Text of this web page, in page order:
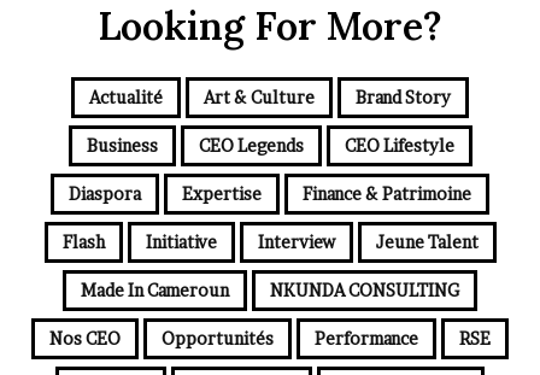
Looking For More?
Actualité Art & Culture Brand Story
Business CEO Legends CEO Lifestyle
Diaspora Expertise Finance & Patrimoine
Flash Initiative Interview Jeune Talent
Made In Cameroun NKUNDA CONSULTING
Nos CEO Opportunités Performance RSE